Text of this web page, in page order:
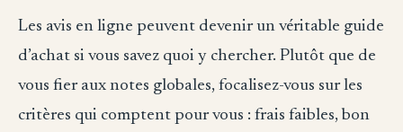
Les avis en ligne peuvent devenir un véritable guide
d’achat si vous savez quoi y chercher. Plutôt que de
vous fier aux notes globales, focalisez-vous sur les
critères qui comptent pour vous : frais faibles, bon